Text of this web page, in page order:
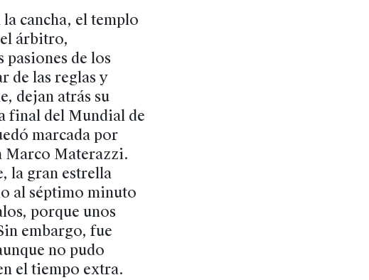
cancha, el templo
árbitro,
pasiones de los
de las reglas y
dejan atrás su
final del Mundial de
marcada por
Marco Materazzi.
la gran estrella
al séptimo minuto
porque unos
embargo, fue
no pudo
el tiempo extra.